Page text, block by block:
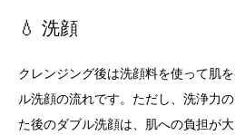
💧 洗顔
クレンジング後は洗顔料を使って肌
ル洗顔の流れです。ただし、洗浄力
た後のダブル洗顔は、肌への負担が